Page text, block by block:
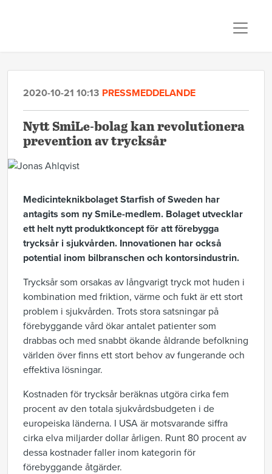
2020-10-21 10:13 PRESSMEDDELANDE
Nytt SmiLe-bolag kan revolutionera
prevention av trycksår
Medicinteknikbolaget Starfish of Sweden har
antagits som ny SmiLe-medlem. Bolaget utvecklar
ett helt nytt produktkoncept för att förebygga
trycksår i sjukvården. Innovationen har också
potential inom bilbranschen och kontorsindustrin.
Trycksår som orsakas av långvarigt tryck mot huden i
kombination med friktion, värme och fukt är ett stort
problem i sjukvården. Trots stora satsningar på
förebyggande vård ökar antalet patienter som
drabbas och med snabbt ökande åldrande befolkning
världen över finns ett stort behov av fungerande och
effektiva lösningar.
Kostnaden för trycksår beräknas utgöra cirka fem
procent av den totala sjukvårdsbudgeten i de
europeiska länderna. I USA är motsvarande siffra
cirka elva miljarder dollar årligen. Runt 80 procent av
dessa kostnader faller inom kategorin för
förebyggande åtgärder.